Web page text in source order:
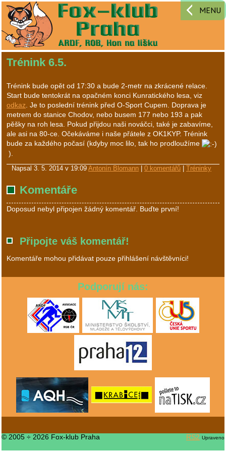
MENU
Trénink 6.5.
Trénink bude opět od 17:30 a bude 2-metr na zkrácené relace.
Start bude tentokrát na opačném konci Kunratického lesa, viz
odkaz. Je to poslední trénink před O-Sport Cupem. Doprava je
metrem do stanice Chodov, nebo busem 177 nebo 193 a pak
pěšky na roh lesa. Pokud přijdou naši nováčci, také je zabavíme,
ale asi na 80-ce. Očekáváme i naše přátele z OK1KYP. Trénink
bude za každého počasí (kdyby moc lilo, tak ho prodloužíme
).
Napsal 3. 5. 2014 v 19:09 Antonín Blomann 0 komentářů Tréninky
Komentáře
Doposud nebyl připojen žádný komentář. Buďte první!
Připojte váš komentář!
Komentáře mohou přidávat pouze přihlášení návštěvníci!
Podporují nás:
© 2005 ÷ 2026 Fox-klub Praha RS2 Upraveno